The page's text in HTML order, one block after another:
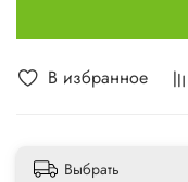
В избранное
Выбрать